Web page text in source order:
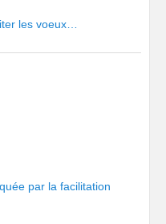
les voeux…
par la facilitation